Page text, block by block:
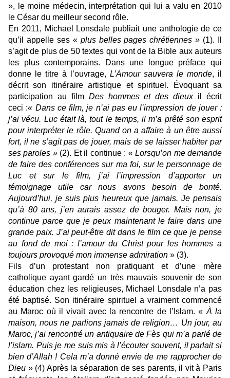
», le moine médecin, interprétation qui lui a valu en 2010
le César du meilleur second rôle.
En 2011, Michael Lonsdale publiait une anthologie de ce
qu’il appelle ses « plus belles pages chrétiennes » (1).
s’agit de plus de 50 textes qui vont de la Bible aux auteurs
les plus contemporains. Dans une longue préface qui
donne le titre à l’ouvrage, L’Amour sauvera le monde, il
décrit son itinéraire artistique et spirituel. Évoquant sa
participation au film Des hommes et des dieux il écrit
ceci :« Dans ce film, je n’ai pas eu l’impression de jouer :
j’ai vécu. Luc était là, tout le temps, il m’a prêté son esprit
pour interpréter le rôle. Quand on a affaire à un être aussi
fort, il ne s’agit pas de jouer, mais de se laisser habiter par
ses paroles » (2). Et il continue : «Lorsqu’on me demande
de faire des conférences sur ma foi, sur le personnage de
Luc et sur le film, j’ai l’impression d’apporter un
témoignage utile car nous avons besoin de bonté.
Aujourd’hui, je suis plus heureux que jamais. Je pensais
qu’à 80 ans, j’en aurais assez de bouger. Mais non, je
continue parce que je peux maintenant le faire dans une
grande paix. J’ai peut-être dit dans le film ce que je pense
au fond de moi : l’amour du Christ pour les hommes a
toujours provoqué mon immense admiration » (3).
Fils d’un protestant non pratiquant et d’une mère
catholique ayant gardé un très mauvais souvenir de son
éducation chez les religieuses, Michael Lonsdale n’a pas
été baptisé. Son itinéraire spirituel a vraiment commencé
au Maroc où il vivait avec la rencontre de l’Islam. « À la
maison, nous ne parlions jamais de religion… Un jour, au
Maroc, j’ai rencontré un antiquaire de Fès qui m’a parlé de
l’islam. Puis je me suis mis à l’écouter souvent, il parlait si
bien d’Allah ! Cela m’a donné envie de me rapprocher de
Dieu » (4) Après la séparation de ses parents, il vit à Paris